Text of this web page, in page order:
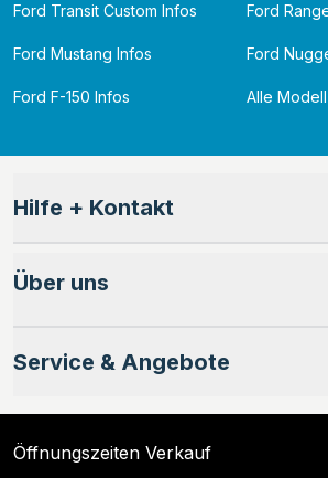
Ford Transit Custom Infos Ford
Ford Mustang Infos Ford
Ford F-150 Infos Alle
Hilfe + Kontakt
Über uns
Service & Angebote
Öffnungszeiten Verkauf